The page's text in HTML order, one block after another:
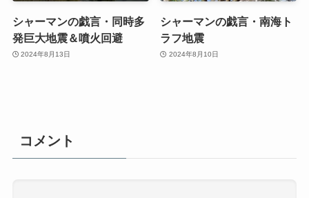
シャーマンの戯言・同時多
発巨大地震＆噴火回避
2024年8月13日
シャーマンの戯言・南海ト
ラフ地震
2024年8月10日
コメント